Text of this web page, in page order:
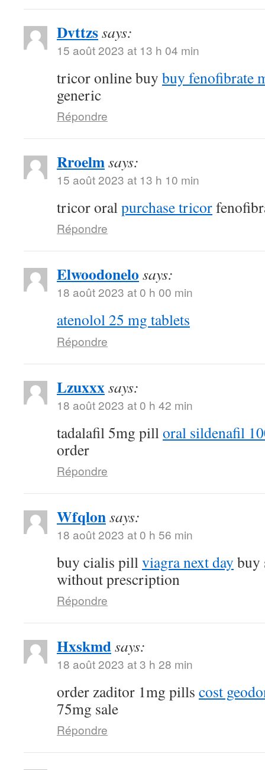
Dvttzssays:
15 août 2023 at 13 h 04 min
tricor online buy buy fenofibrate
generic
Répondre
Rroelmsays:
15 août 2023 at 13 h 10 min
tricor oralpurchase tricor
Répondre
Elwoodonelo says:
18 août 2023 at 0 h 00 min
atenolol 25 mg tablets
Répondre
Lzuxxxsays:
18 août 2023 at 0 h 42 min
tadalafil 5mg pilloral sildenafil
order
Répondre
Wfqlonsays:
18 août 2023 at 0 h 56 min
buy cialis pillviagra next day buy
without prescription
Répondre
Hxskmdsays:
18 août 2023 at 3 h 28 min
order zaditor 1mg pills cost
75mg sale
Répondre